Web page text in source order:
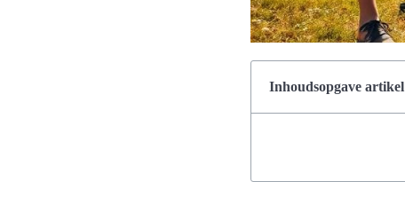
Inhoudsopgave artikel